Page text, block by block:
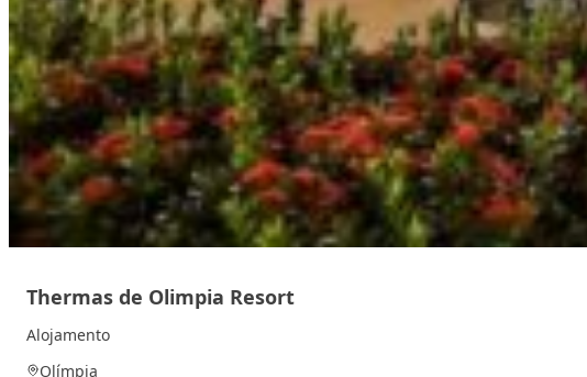
Thermas de Olimpia Resort
Alojamento
Olímpia